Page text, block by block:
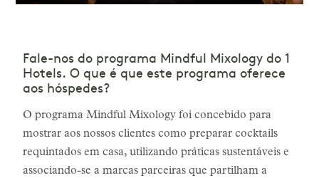
Fale-nos do programa Mindful Mixology do 1
Hotels. O que é que este programa oferece
aos hóspedes?
O programa Mindful Mixology foi concebido para
mostrar aos nossos clientes como preparar cocktails
requintados em casa, utilizando práticas sustentáveis e
associando-se a marcas parceiras que partilham a